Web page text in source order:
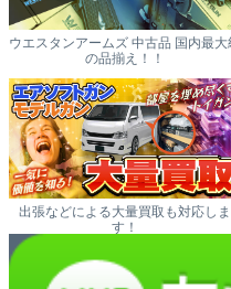
ウエスタンアームズ 中古品 国内最大
の品揃え！！
出張などによる大量買取も対応しま
す！